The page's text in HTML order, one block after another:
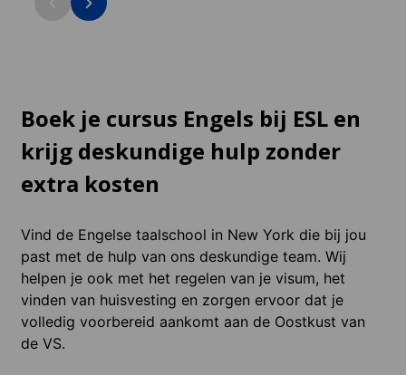
Boek je cursus Engels bij ESL en
krijg deskundige hulp zonder
extra kosten
Vind de Engelse taalschool in New York die bij jou
past met de hulp van ons deskundige team. Wij
helpen je ook met het regelen van je visum, het
vinden van huisvesting en zorgen ervoor dat je
volledig voorbereid aankomt aan de Oostkust van
de VS.